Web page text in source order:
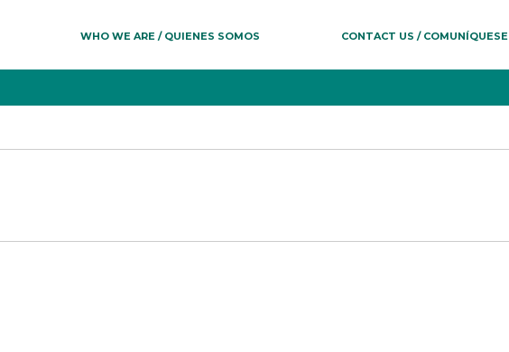
WHO WE ARE / QUIENES SOMOS CONTACT US / COMUNÍQUESE